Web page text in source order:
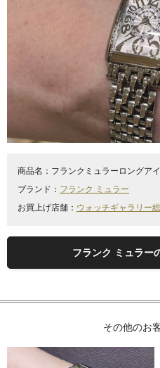
商品名： フランクミュラーロングア
ブランド： フランク ミュラー
お買上げ店舗： ウォッチギャラリー
フランク ミュラー
その他のお